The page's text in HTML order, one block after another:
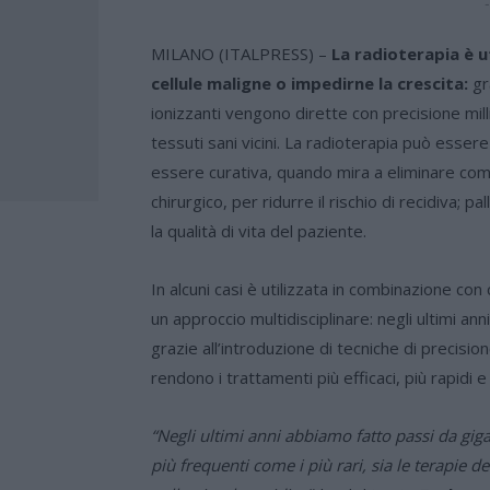
MILANO (ITALPRESS) – La radioterapia è
cellule maligne o impedirne la crescita:
ionizzanti vengono dirette con precisione
tessuti sani vicini. La radioterapia può
essere curativa, quando mira a eliminare
chirurgico, per ridurre il rischio di recidiva;
la qualità di vita del paziente.
In alcuni casi è utilizzata in combinazione
un approccio multidisciplinare: negli ultimi
grazie all’introduzione di tecniche di
rendono i trattamenti più efficaci, più rapidi
“Negli ultimi anni abbiamo fatto passi da
più frequenti come i più rari, sia le terapie